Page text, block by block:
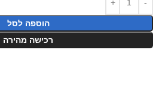
הוספה לסל
רכישה מהירה